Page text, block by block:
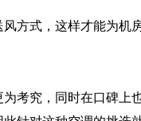
方式，这样才能为机
考究，同时在口碑上